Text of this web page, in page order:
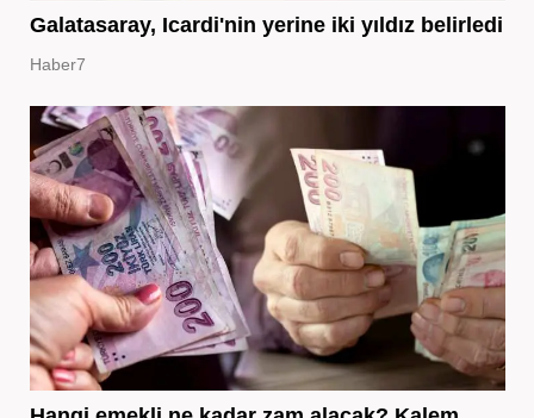
Galatasaray, Icardi'nin yerine iki yıldız belirledi
Haber7